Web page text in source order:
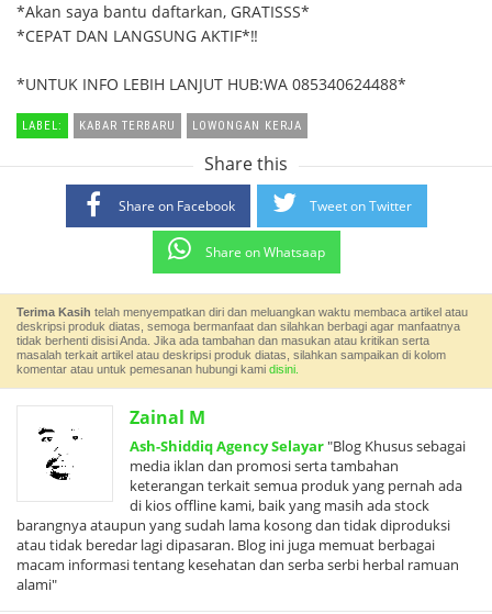
*Akan saya bantu daftarkan, GRATISSS*
*CEPAT DAN LANGSUNG AKTIF*‼
*UNTUK INFO LEBIH LANJUT HUB:WA 085340624488*
LABEL: KABAR TERBARU LOWONGAN KERJA
Share this
Share on Facebook Tweet on Twitter
Share on Whatsaap
Terima Kasih telah menyempatkan diri dan meluangkan waktu membaca artikel atau
deskripsi produk diatas, semoga bermanfaat dan silahkan berbagi agar manfaatnya
tidak berhenti disisi Anda. Jika ada tambahan dan masukan atau kritikan serta
masalah terkait artikel atau deskripsi produk diatas, silahkan sampaikan di kolom
komentar atau untuk pemesanan hubungi kami disini.
Zainal M
Ash-Shiddiq Agency Selayar"Blog Khusus sebagai
media iklan dan promosi serta tambahan
keterangan terkait semua produk yang pernah ada
di kios offline kami, baik yang masih ada stock
barangnya ataupun yang sudah lama kosong dan tidak diproduksi
atau tidak beredar lagi dipasaran. Blog ini juga memuat berbagai
macam informasi tentang kesehatan dan serba serbi herbal ramuan
alami"